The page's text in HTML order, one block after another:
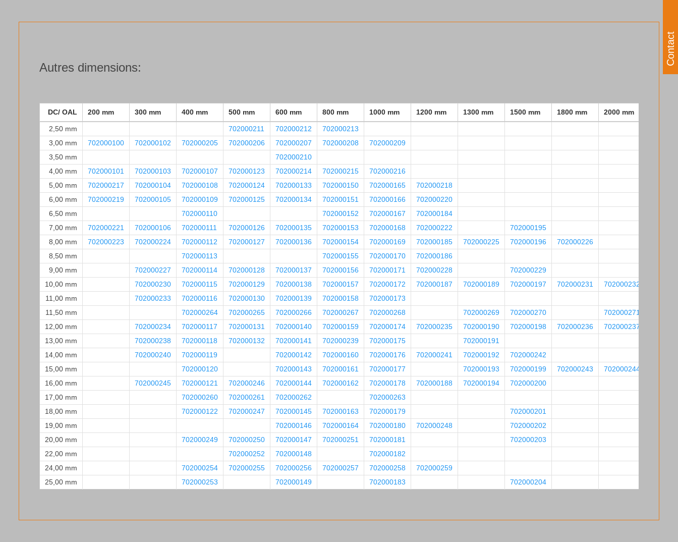
Autres dimensions:
DC/ OAL 200 mm 300 mm 400 mm 500 mm 600 mm 800 mm 1000 mm 1200 mm 1300 mm 1500 mm 1800 mm 2000 mm
2,50 mm 702000211 702000212
702000213
3,00 mm
702000100 702000102 702000205 702000206 702000207 702000208
702000209
3,50 mm
702000210
4,00 mm
702000101 702000103 702000107 702000123 702000214 702000215
702000216
5,00 mm
702000217 702000104 702000108 702000124 702000133 702000150 702000165
702000218
6,00 mm
702000219 702000105 702000109 702000125 702000134 702000151 702000166
702000220
6,50 mm
702000110 702000152 702000167
702000184
7,00 mm
702000221 702000106 702000111 702000126 702000135 702000153 702000168 702000222
702000195
8,00 mm
702000223 702000224 702000112 702000127 702000136 702000154 702000169 702000185 702000225 702000196
702000226
8,50 mm
702000113 702000155 702000170
702000186
9,00 mm
702000227 702000114 702000128 702000137 702000156 702000171 702000228
702000229
10,00 mm
702000230 702000115 702000129 702000138 702000157 702000172 702000187 702000189 702000197 702000231
702000232
11,00 mm
702000233 702000116 702000130 702000139 702000158
702000173
11,50 mm
702000264 702000265 702000266 702000267 702000268 702000269 702000270
702000271
12,00 mm
702000234 702000117 702000131 702000140 702000159 702000174 702000235 702000190 702000198 702000236
702000237
13,00 mm
702000238 702000118 702000132 702000141 702000239 702000175
702000191
14,00 mm
702000240 702000119 702000142 702000160 702000176 702000241 702000192
702000242
15,00 mm
702000120 702000143 702000161 702000177 702000193 702000199 702000243
702000244
16,00 mm
702000245 702000121 702000246 702000144 702000162 702000178 702000188 702000194
702000200
17,00 mm
702000260 702000261 702000262
702000263
18,00 mm
702000122 702000247 702000145 702000163 702000179
702000201
19,00 mm
702000146 702000164 702000180 702000248
702000202
20,00 mm
702000249 702000250 702000147 702000251 702000181
702000203
22,00 mm
702000252 702000148
702000182
24,00 mm
702000254 702000255 702000256 702000257 702000258
702000259
25,00 mm
702000253 702000149 702000183 702000204
Contact